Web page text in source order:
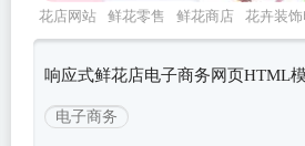
花店网站 鲜花零售 鲜花商店 花卉装
花店
响应式鲜花店电子商务网页HTML
电子商务